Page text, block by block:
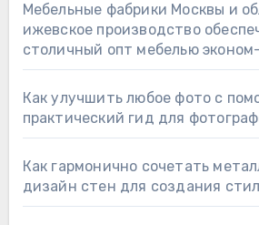
Мебельные фабрики Москвы и
ижевское производство
столичный опт мебелью
Как улучшить любое фото с
практический гид для
Как гармонично сочетать
дизайн стен для создания